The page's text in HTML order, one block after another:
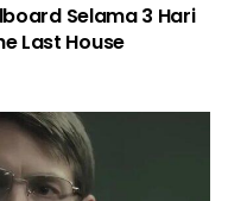
Selama 3 Hari
Last House